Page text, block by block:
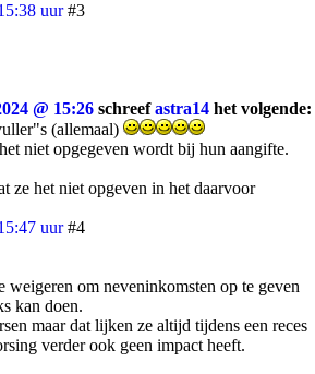
uur #3
@ 15:26 schreefastra14 het volgende:
(allemaal)
niet opgegeven wordt bij hun aangifte.
ze het niet opgeven in het daarvoor
uur #4
weigeren om neveninkomsten op te geven
kan doen.
maar dat lijken ze altijd tijdens een reces
verder ook geen impact heeft.